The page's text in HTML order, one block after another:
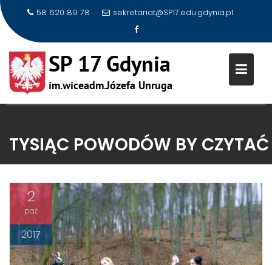
content
58 620 89 78 sekretariat@SP17.edu.gdynia.pl
TYSIĄC POWODÓW BY CZYTAĆ
2
paź
2017